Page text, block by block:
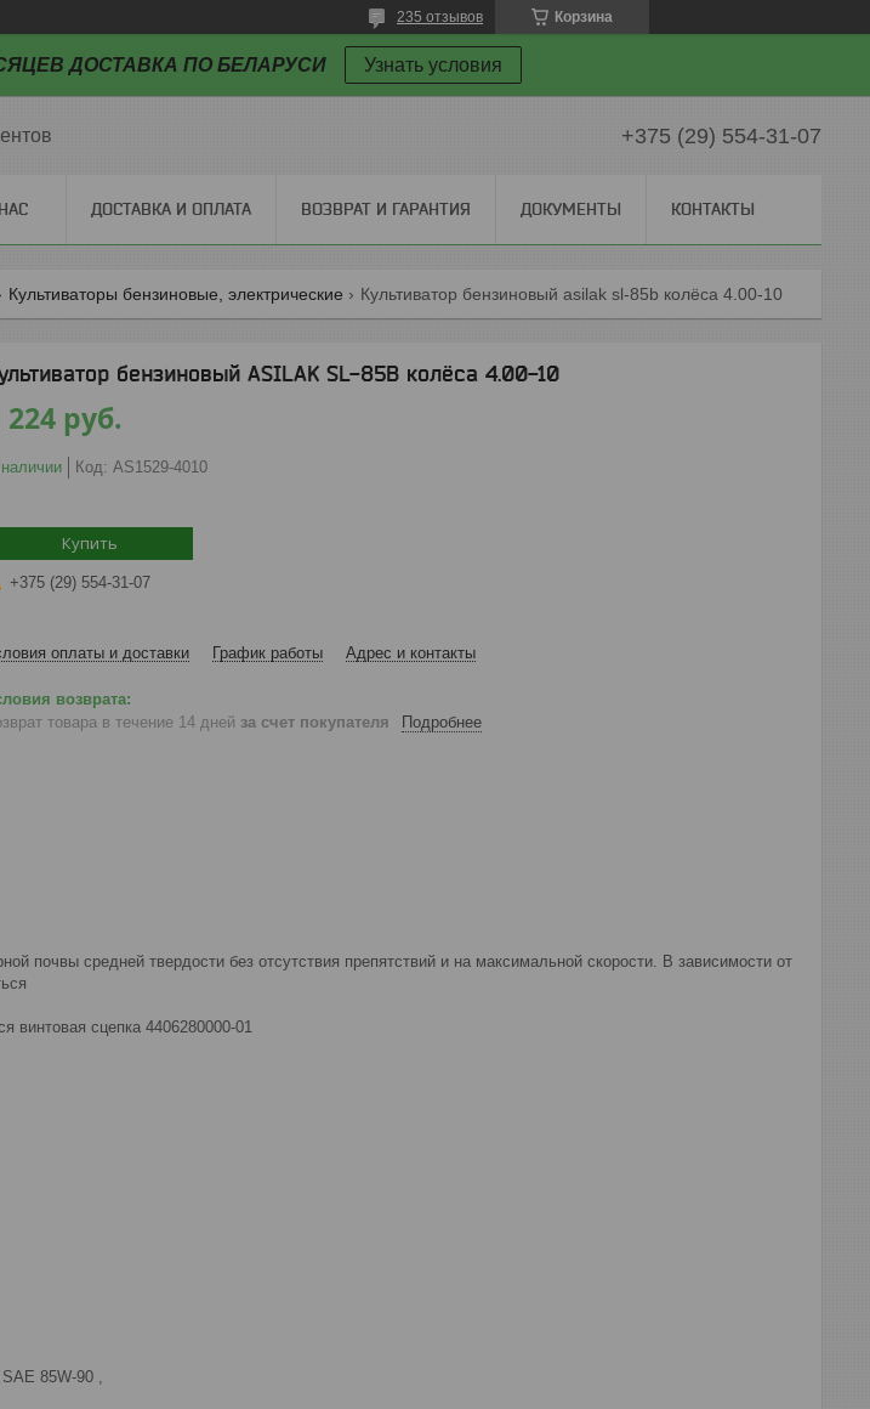
Корзина
235 отзывов
ДОСТАВКА ПО БЕЛАРУСИ Узнать условия
+375 (29) 554-31-07
ДОСТАВКА И ОПЛАТА ВОЗВРАТ И ГАРАНТИЯ ДОКУМЕНТЫ КОНТАКТЫ
Культиваторы бензиновые, электрические Культиватор бензиновый asilak sl-85b колёса 4.00-10
бензиновый ASILAK SL-85B колёса 4.00-10
224 руб.
Код: AS1529-4010
Купить
+375 (29) 554-31-07
оплаты и доставки График работы Адрес и контакты
товара в течение 14 дней за счет покупателя Подробнее
почвы средней твердости без отсутствия препятствий и на максимальной скорости. В зависимости от
винтовая сцепка 4406280000-01
85W-90 ,